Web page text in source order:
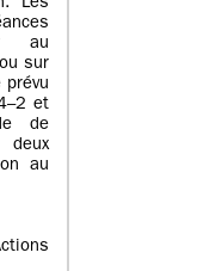
Les
au
sur
et
de
deux
au